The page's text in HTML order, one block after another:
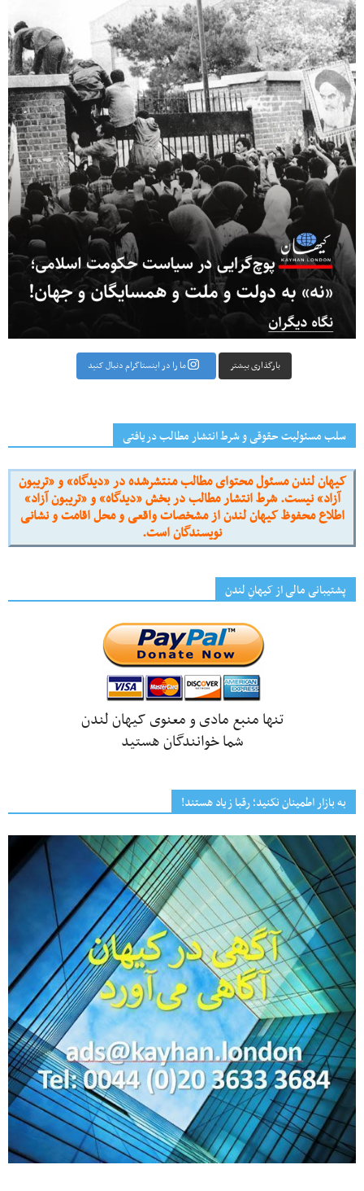
بارگذاری بیشتر ما را در اینستاگرام دنبال کنید
سلب مسئولیت حقوقی و شرط انتشار مطالب دریافتی
کیهان لندن مسئول محتوای مطالب منتشرشده در «دیدگاه» و «تریبون
آزاد» نیست. شرط انتشار مطالب در بخش «دیدگاه» و «تریبون آزاد»
اطلاع محفوظ کیهان لندن از مشخصات واقعی و محل اقامت و نشانی
نویسندگان است.
پشتیبانی مالی از کیهانِ لندن
تنها منبع مادی و معنوی کیهان لندن
شما خوانندگان هستید
به بازار اطمینان نکنید؛ رقبا زیاد هستند!